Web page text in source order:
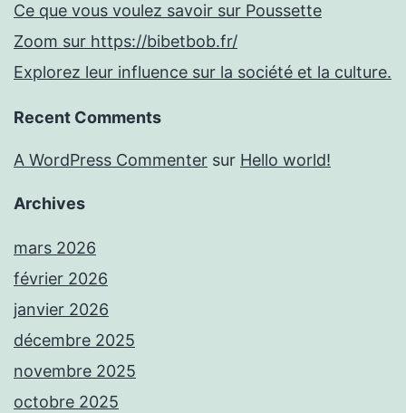
Ce que vous voulez savoir sur Poussette
Zoom sur https://bibetbob.fr/
Explorez leur influence sur la société et la culture.
Recent Comments
A WordPress Commenter sur Hello world!
Archives
mars 2026
février 2026
janvier 2026
décembre 2025
novembre 2025
octobre 2025